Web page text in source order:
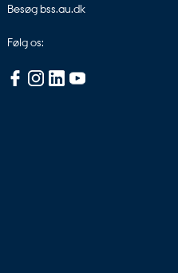
Besøg bss.au.dk
Følg os: